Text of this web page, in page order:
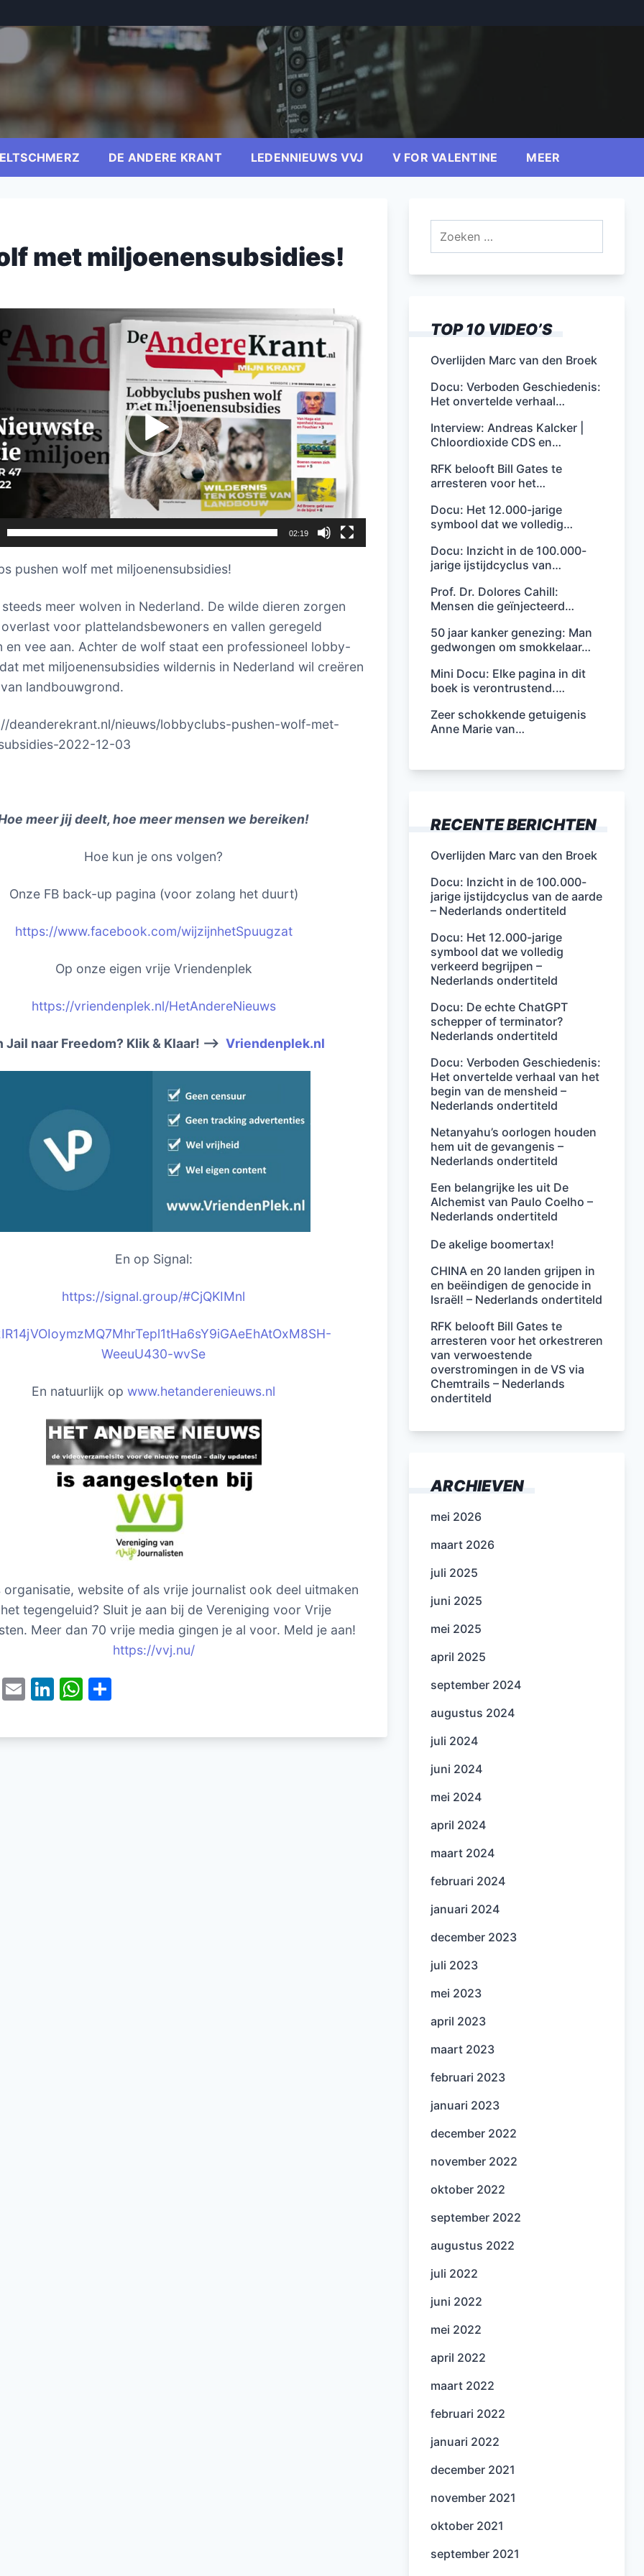
DE ANDERE KRANT LEDENNIEUWS VVJ V FOR VALENTINE MEER
met miljoenensubsidies!
02:19
pushen wolf met miljoenensubsidies!
meer wolven in Nederland. De wilde dieren zorgen
voor plattelandsbewoners en vallen geregeld
en vee aan. Achter de wolf staat een professioneel lobby-
met miljoenensubsidies wildernis in Nederland wil creëren
landbouwgrond.
deanderekrant.nl/nieuws/lobbyclubs-pushen-wolf-met-
2022-12-03
meer jij deelt, hoe meer mensen we bereiken!
Hoe kun je ons volgen?
Onze FB back-up pagina (voor zolang het duurt)
https://www.facebook.com/wijzijnhetSpuugzat
Op onze eigen vrije Vriendenplek
https://vriendenplek.nl/HetAndereNieuws
Jail naar Freedom? Klik & Klaar! –> Vriendenplek.nl
En op Signal:
https://signal.group/#CjQKIMnl
WeeuU430-wvSe
En natuurlijk op www.hetanderenieuws.nl
organisatie, website of als vrije journalist ook deel uitmaken
tegengeluid? Sluit je aan bij de Vereniging voor Vrije
Meer dan 70 vrije media gingen je al voor. Meld je aan!
https://vvj.nu/
E
ai
Li
k
W
at e
TOP 10 VIDEO’S
Overlijden Marc van den Broek
Docu: Verboden Geschiedenis:
Het onvertelde verhaal…
Interview: Andreas Kalcker |
Chloordioxide CDS en…
RFK belooft Bill Gates te
arresteren voor het…
Docu: Het 12.000-jarige
symbool dat we volledig…
Docu: Inzicht in de 100.000-
jarige ijstijdcyclus van…
Prof. Dr. Dolores Cahill:
Mensen die geïnjecteerd…
50 jaar kanker genezing: Man
gedwongen om smokkelaar…
Mini Docu: Elke pagina in dit
boek is verontrustend.…
Zeer schokkende getuigenis
Anne Marie van…
RECENTE BERICHTEN
Overlijden Marc van den Broek
Docu: Inzicht in de 100.000-
jarige ijstijdcyclus van de aarde
– Nederlands ondertiteld
Docu: Het 12.000-jarige
symbool dat we volledig
verkeerd begrijpen –
Nederlands ondertiteld
Docu: De echte ChatGPT
schepper of terminator?
Nederlands ondertiteld
Docu: Verboden Geschiedenis:
Het onvertelde verhaal van het
begin van de mensheid –
Nederlands ondertiteld
Netanyahu’s oorlogen houden
hem uit de gevangenis –
Nederlands ondertiteld
Een belangrijke les uit De
Alchemist van Paulo Coelho –
Nederlands ondertiteld
De akelige boomertax!
CHINA en 20 landen grijpen in
en beëindigen de genocide in
Israël! – Nederlands ondertiteld
RFK belooft Bill Gates te
arresteren voor het orkestreren
van verwoestende
overstromingen in de VS via
Chemtrails – Nederlands
ondertiteld
ARCHIEVEN
mei 2026
maart 2026
juli 2025
juni 2025
mei 2025
april 2025
september 2024
augustus 2024
juli 2024
juni 2024
mei 2024
april 2024
maart 2024
februari 2024
januari 2024
december 2023
juli 2023
mei 2023
april 2023
maart 2023
februari 2023
januari 2023
december 2022
november 2022
oktober 2022
september 2022
augustus 2022
juli 2022
juni 2022
mei 2022
april 2022
maart 2022
februari 2022
januari 2022
december 2021
november 2021
oktober 2021
september 2021